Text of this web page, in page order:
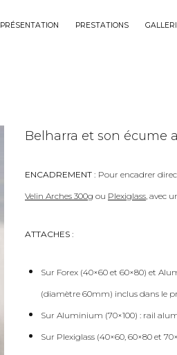
PRÉSENTATION PRESTATIONS
Belharra et son écume
ENCADREMENT : Pour encadrer
Velin Arches 300g ou Plexiglass, avec
ATTACHES :
Sur Forex (40×60 et 60×80) et
(diamètre 60mm) inclus dans le
Sur Aluminium (70×100) : rail
Sur Plexiglass (40×60, 60×80 et